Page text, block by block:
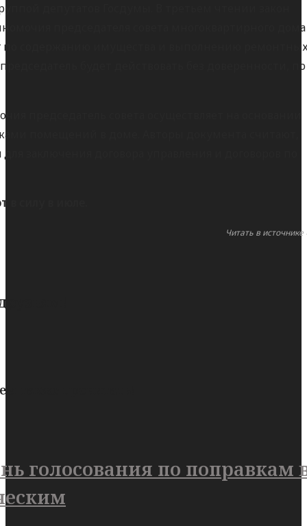
депутатов Госдумы. В третьем чтении закон
председателя совета многоквартирного
по содержанию имущества и выполнению
будет действовать без доверенности, по
председатель совета осуществляет на основании
помещений в доме. Авторы документа считают,
заключения договора управления и договоров по
силу в июле.
Читать в источнике
также прочитать!
голосования по поправкам